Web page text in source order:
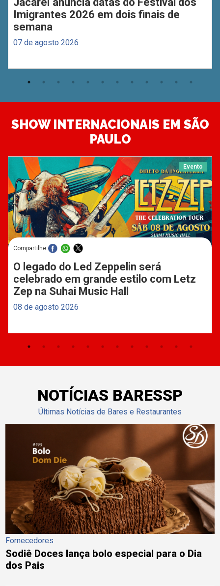
Imigrantes 2026 em dois finais de
semana
07 de agosto 2026
SHOW INTERNACIONAIS EM SÃO
PAULO
Evento
Compartilhe
O legado do Led Zeppelin será
celebrado em grande estilo com Letz
Zep na Suhai Music Hall
08 de agosto 2026
NOTÍCIAS BARESSP
Últimas Notícias de Bares e Restaurantes
Fornecedores
Sodiê Doces lança bolo especial para o Dia
dos Pais